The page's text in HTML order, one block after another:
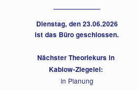
Dienstag, den 23.06.2026
ist das Büro geschlossen.
Nächster Theoriekurs in
Kablow-Ziegelei:
in Planung